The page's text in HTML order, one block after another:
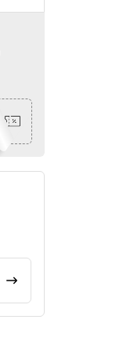
CALCULAR FRETE